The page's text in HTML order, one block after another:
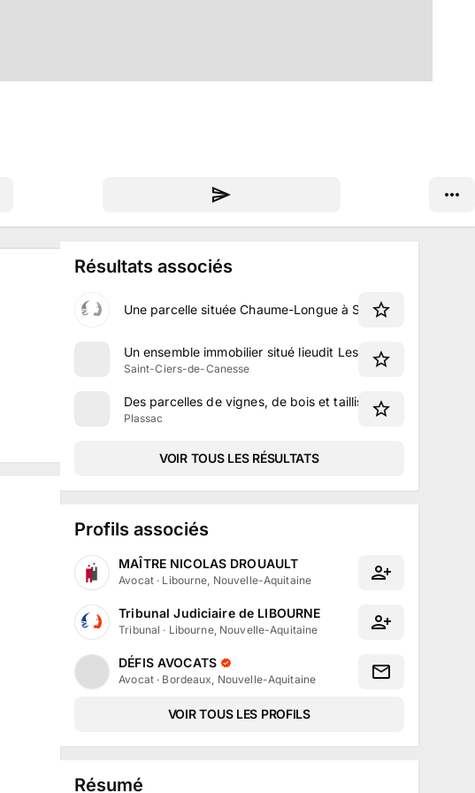
Résultats associés
Une parcelle située Chaume-Longue à Saint-Christoly-de-
Un ensemble immobilier situé lieudit Les Hommes à Saint-
Saint-Ciers-de-Canesse
Des parcelles de vignes, de bois et taillis situées à Plassac
Plassac
VOIR TOUS LES RÉSULTATS
Profils associés
MAÎTRE NICOLAS DROUAULT
Avocat · Libourne, Nouvelle-Aquitaine
Tribunal Judiciaire de LIBOURNE
Tribunal · Libourne, Nouvelle-Aquitaine
DÉFIS AVOCATS
Avocat · Bordeaux, Nouvelle-Aquitaine
VOIR TOUS LES PROFILS
Résumé